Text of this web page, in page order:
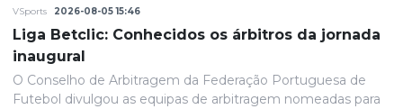
e até final o resultado permaneceria inalterado.
VSports 2026-08-05 15:46
Liga Betclic: Conhecidos os árbitros da jornada
inaugural
O Conselho de Arbitragem da Federação Portuguesa de
Futebol divulgou as equipas de arbitragem nomeadas para